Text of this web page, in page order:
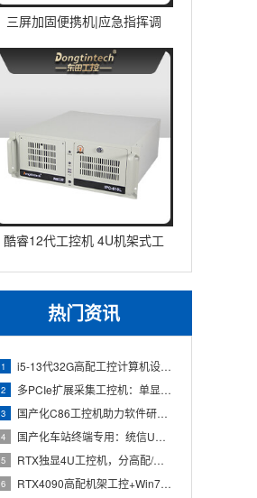
三屏加固便携机|应急指挥调
度台移动终端|DTG-U1713-
酷睿12代工控机 4U机架式工
业控制器 DT-610L-IZ
热门资讯
1 i5-13代32G高配工控计算机设备，智能制造工位整机显示成
2 多PCIe扩展采集工控机：单显卡+多路采集卡高性价比方案
3 国产化C86工控机助力软件研发：从需求分析到落地部署
4 国产化车站终端专用：统信UOS兆芯八核嵌入式轨交工控机落地方
5 RTX独显4U工控机，分高配/低配适配无人机作业全场景
6 RTX4090高配机架工控+Win7加固笔记本，航空测控硬件